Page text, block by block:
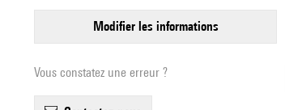
modifier les informations
Vous constatez une erreur ?